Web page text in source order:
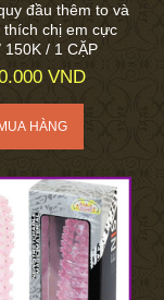
đầu thêm to và
thích chị em cực
150K / 1 CẶP
VND